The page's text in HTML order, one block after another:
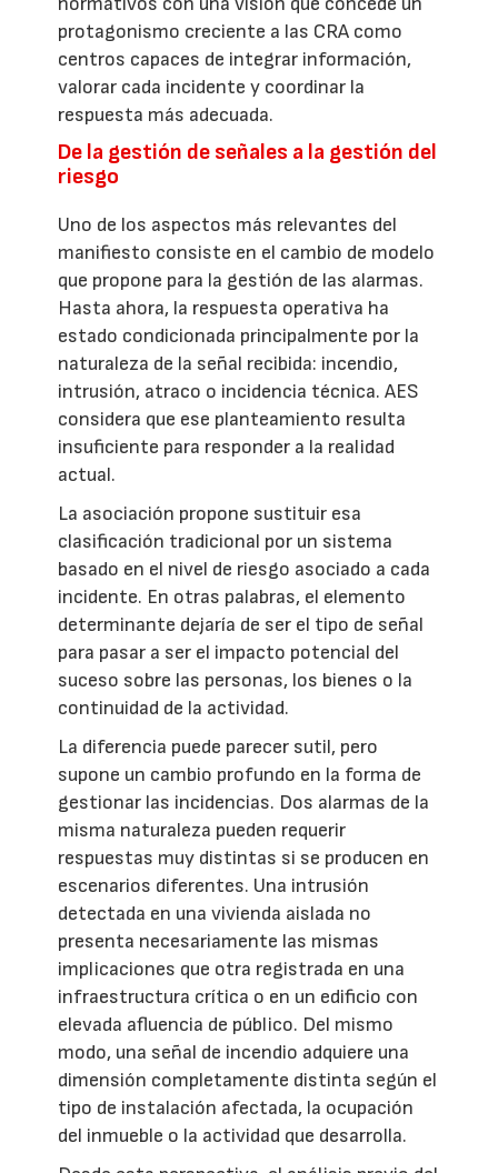
protagonismo creciente a las CRA como
centros capaces de integrar información,
valorar cada incidente y coordinar la
respuesta más adecuada.
De la gestión de señales a la gestión del
riesgo
Uno de los aspectos más relevantes del
manifiesto consiste en el cambio de modelo
que propone para la gestión de las alarmas.
Hasta ahora, la respuesta operativa ha
estado condicionada principalmente por la
naturaleza de la señal recibida: incendio,
intrusión, atraco o incidencia técnica. AES
considera que ese planteamiento resulta
insuficiente para responder a la realidad
actual.
La asociación propone sustituir esa
clasificación tradicional por un sistema
basado en el nivel de riesgo asociado a cada
incidente. En otras palabras, el elemento
determinante dejaría de ser el tipo de señal
para pasar a ser el impacto potencial del
suceso sobre las personas, los bienes o la
continuidad de la actividad.
La diferencia puede parecer sutil, pero
supone un cambio profundo en la forma de
gestionar las incidencias. Dos alarmas de la
misma naturaleza pueden requerir
respuestas muy distintas si se producen en
escenarios diferentes. Una intrusión
detectada en una vivienda aislada no
presenta necesariamente las mismas
implicaciones que otra registrada en una
infraestructura crítica o en un edificio con
elevada afluencia de público. Del mismo
modo, una señal de incendio adquiere una
dimensión completamente distinta según el
tipo de instalación afectada, la ocupación
del inmueble o la actividad que desarrolla.